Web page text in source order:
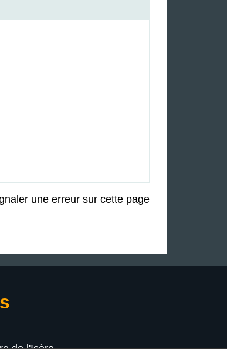
une erreur sur cette page